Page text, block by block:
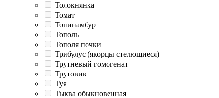
Толокнянка
Томат
Топинамбур
Тополь
Тополя почки
Трибулус (якорцы стелющиеся)
Трутневый гомогенат
Трутовик
Туя
Тыква обыкновенная